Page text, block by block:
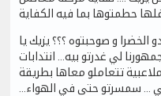
حطمتوها بما فيه الكفاية
الخضرا و صوحبتوه ؟؟؟ يزيك يا
لي غدرتو بيه… انتدابات
تتعاملو معاها بطريقة
… سمسرتو حتى في الهواء…